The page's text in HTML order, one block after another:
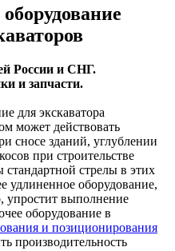
России и СНГ.
и запчасти.
для экскаватора
может действовать
сносе зданий, углублении
при строительстве
стрелы в этих
удлиненное оборудование,
упростит выполнение
оборудование в
и позиционирования
производительность